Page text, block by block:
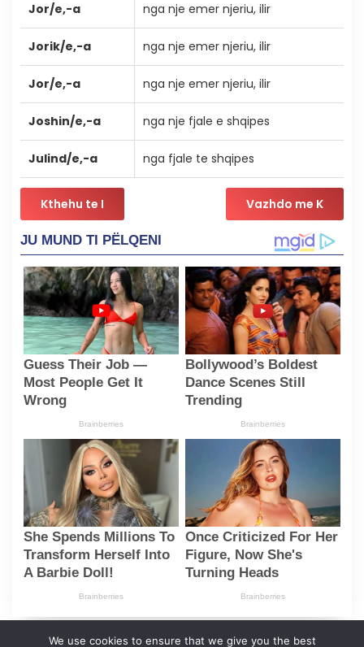
Jor/e,-a nga nje emer njeriu, ilir
Jorik/e,-a nga nje emer njeriu, ilir
Jor/e,-a nga nje emer njeriu, ilir
Joshin/e,-a nga nje fjale e shqipes
Julind/e,-a nga fjale te shqipes
Kthehu te I Vazhdo me K
Horoskopi
We use cookies to ensure that we give you the best